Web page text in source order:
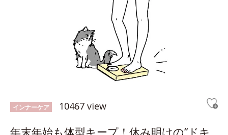
インナーケア 10467 view
年末年始も体型キープ！休み明けの“ドキ